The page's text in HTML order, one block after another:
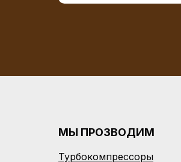
МЫ ПРОЗВОДИМ
Турбокомпрессоры